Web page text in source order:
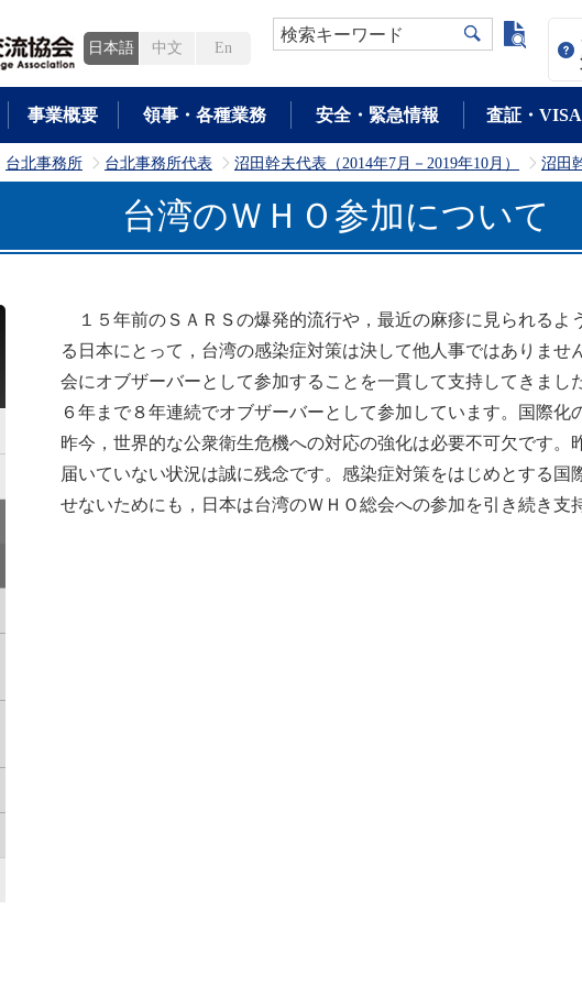
日本語 中文 En
検索キーワード よく
事業概要 領事・各種業務 安全・緊急情報 査証・
>
台北事務所 >
台北事務所代表 >
沼田幹夫代表（2014年7月－2019年10月） >
沼田
台湾のＷＨＯ参加について
１５年前のＳＡＲＳの爆発的流行や，最近の麻疹に見られるよ
る日本にとって，台湾の感染症対策は決して他人事ではありま
会にオブザーバーとして参加することを一貫して支持してきまし
６年まで８年連続でオブザーバーとして参加しています。国際
昨今，世界的な公衆衛生危機への対応の強化は必要不可欠です
届いていない状況は誠に残念です。感染症対策をはじめとする国
せないためにも，日本は台湾のＷＨＯ総会への参加を引き続き支